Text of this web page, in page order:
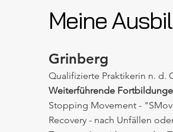
Meine
Grinberg
Qualifizierte Praktikerin n. d.
Weiterführende
Stopping Movement -
Recovery - nach Unfällen